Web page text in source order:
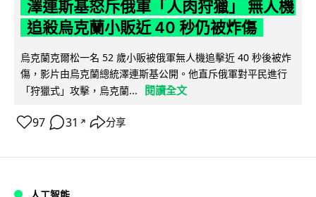
澤連斯基怒斥俄軍「人肉狩獵」 無人機
追殺烏克蘭小販近 40 秒仍被炸傷
烏克蘭克爾松一名 52 歲小販被俄軍無人機追擊近 40 秒後被炸
傷，影片由烏克蘭總統澤連斯基公開。他直斥俄軍對平民進行
「狩獵式」攻擊，烏克蘭...
閱讀全文
97 31 ↗ 分享